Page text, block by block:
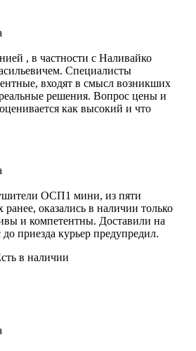
, в частности с Наливайко
Специалисты
входят в смысл возникших
решения. Вопрос цены и
как высокий и что
ОСП1 мини, из пяти
оказались в наличии только
и компетентны. Доставили на
приезда курьер предупредил.
в наличии